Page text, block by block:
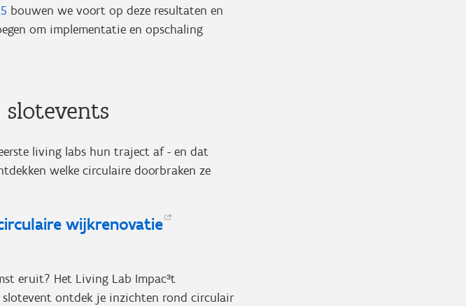
bouwen we voort op deze resultaten en
om implementatie en opschaling
living labs hun traject af - en dat
welke circulaire doorbraken ze
wijkrenovatie
eruit? Het Living Lab Impac³t
ontdek je inzichten rond circulair